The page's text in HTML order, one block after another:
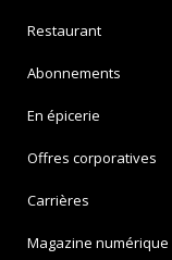
Restaurant
Abonnements
En épicerie
Offres corporatives
Carrières
Magazine numérique